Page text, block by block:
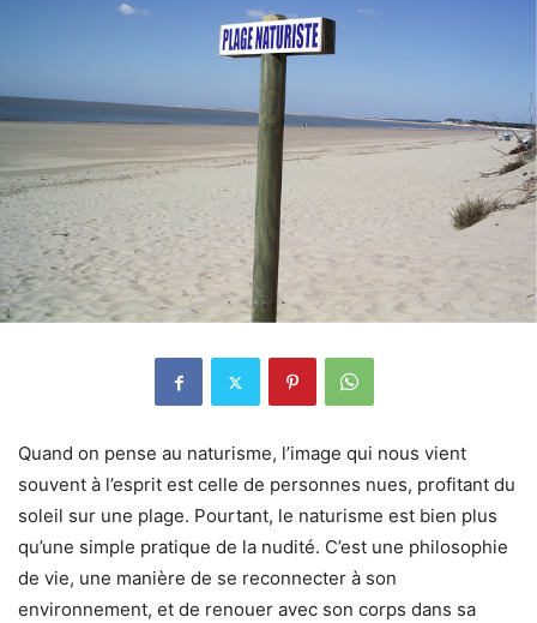
Quand on pense au naturisme, l’image qui nous vient
souvent à l’esprit est celle de personnes nues, profitant du
soleil sur une plage. Pourtant, le naturisme est bien plus
qu’une simple pratique de la nudité. C’est une philosophie
de vie, une manière de se reconnecter à son
environnement, et de renouer avec son corps dans sa